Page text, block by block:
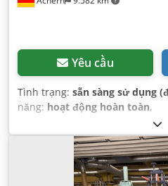
Yêu cầu
Tình trạng: sẵn sàng sử dụng
năng: hoạt động hoàn toàn,